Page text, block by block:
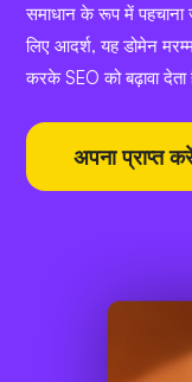
समाधान के रूप में
लिए आदर्श, यह डोमेन
करके SEO को बढ़ावा देता
अपना प्राप्त